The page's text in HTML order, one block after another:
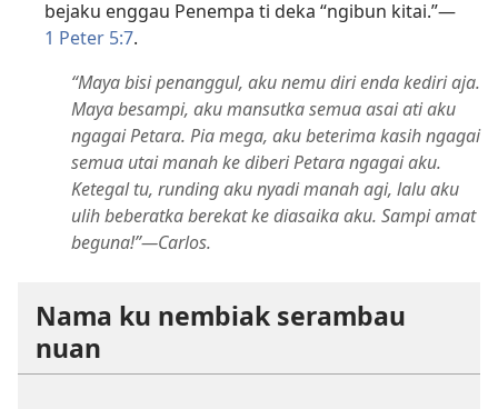
bejaku enggau Penempa ti deka “ngibun kitai.”—
1 Peter 5:7.
“Maya bisi penanggul, aku nemu diri enda kediri aja.
Maya besampi, aku mansutka semua asai ati aku
ngagai Petara. Pia mega, aku beterima kasih ngagai
semua utai manah ke diberi Petara ngagai aku.
Ketegal tu, runding aku nyadi manah agi, lalu aku
ulih beberatka berekat ke diasaika aku. Sampi amat
beguna!”—Carlos.
Nama ku nembiak serambau
nuan